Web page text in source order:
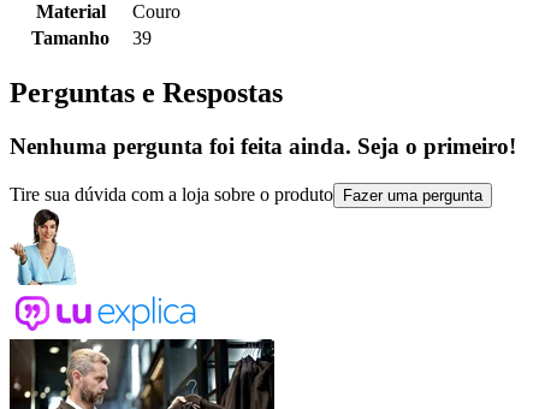
Material
Couro
Tamanho
39
Perguntas e Respostas
Nenhuma pergunta foi feita ainda. Seja o primeiro!
Tire sua dúvida com a loja sobre o produto Fazer uma pergunta